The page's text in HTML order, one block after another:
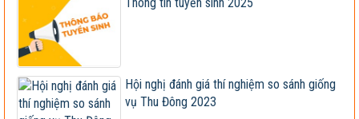
Tập đoàn Lộc Trời nhận chuyển giao, cung cấp
Giống đã được công nhận lưu hành bị sản xuất, kinh
doanh...
Xây dựng và hoàn thiện quy trình canh tác ngô sinh
Hội nghị đánh giá thí nghiệm so sánh giống
vụ Thu Đông 2023